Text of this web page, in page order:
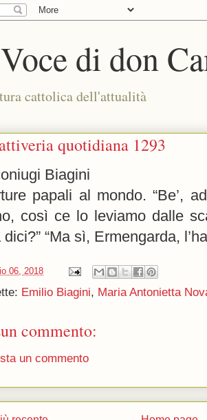
di don
cattolica dell'attualità
quotidiana 1293
Biagini
papali al mondo. “Be’,
così ce lo leviamo dalle
dici?” “Ma sì, Ermengarda,
06, 2018
Emilio Biagini, Maria Antonietta
commento:
un commento